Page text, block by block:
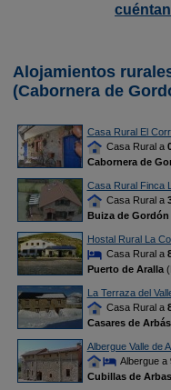
Alojamientos
(Cabornera de
Casa Rural El
Casa Rural a
Cabornera de
Casa Rural Finca
Casa Rural a
Buiza de Gordón
Hostal Rural La
Casa Rural a
Puerto de Aralla
La Terraza del
Casa Rural a
Casares de Arbás
Albergue Valle de
Albergue a
Cubillas de Arbas